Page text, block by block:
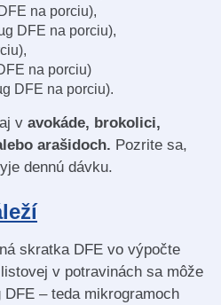
na porciu),
DFE na porciu),
na porciu)
DFE na porciu).
v avokáde, brokolici,
arašidoch. Pozrite sa,
dennú dávku.
skratka DFE vo výpočte
v potravinách sa môže
– teda mikrogramoch